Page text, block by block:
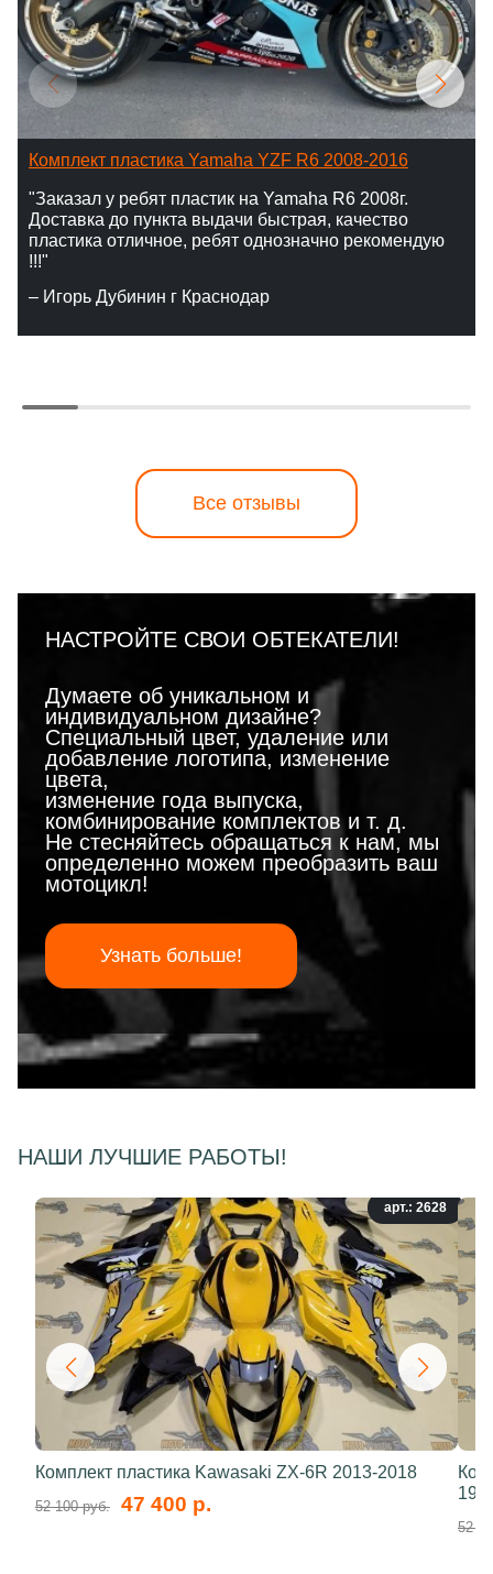
Комплект пластика Yamaha YZF R6 2008-2016
"Заказал у ребят пластик на Yamaha R6 2008г.
Доставка до пункта выдачи быстрая, качество
пластика отличное, ребят однозначно рекомендую
!!!"
– Игорь Дубинин г Краснодар
Все отзывы
НАСТРОЙТЕ СВОИ ОБТЕКАТЕЛИ!
Думаете об уникальном и
индивидуальном дизайне?
Специальный цвет, удаление или
добавление логотипа, изменение
цвета,
изменение года выпуска,
комбинирование комплектов и т. д.
Не стесняйтесь обращаться к нам, мы
определенно можем преобразить ваш
мотоцикл!
Узнать больше!
НАШИ ЛУЧШИЕ РАБОТЫ!
арт.: 2628
Комплект пластика Kawasaki ZX-6R 2013-2018
52 100 руб. 47 400 р.
52